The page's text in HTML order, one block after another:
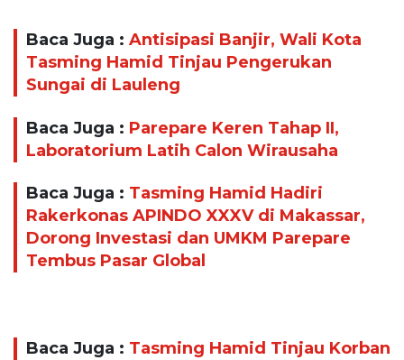
Baca Juga : Antisipasi Banjir, Wali Kota
Tasming Hamid Tinjau Pengerukan
Sungai di Lauleng
Baca Juga : Parepare Keren Tahap II,
Laboratorium Latih Calon Wirausaha
Baca Juga : Tasming Hamid Hadiri
Rakerkonas APINDO XXXV di Makassar,
Dorong Investasi dan UMKM Parepare
Tembus Pasar Global
Baca Juga : Tasming Hamid Tinjau Korban